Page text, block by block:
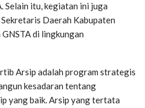
Selain itu, kegiatan ini juga
Daerah Kabupaten
di lingkungan
Arsip adalah program strategis
kesadaran tentang
yang baik. Arsip yang tertata